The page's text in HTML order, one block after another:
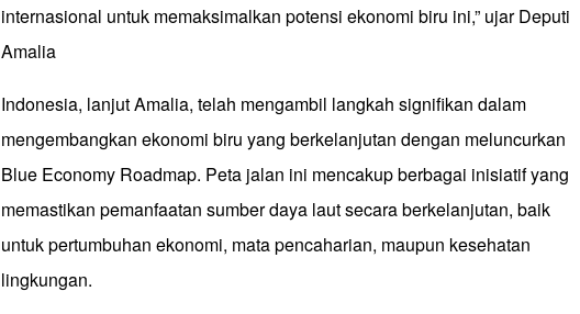
internasional untuk memaksimalkan potensi ekonomi biru ini,” ujar Deputi
Amalia
Indonesia, lanjut Amalia, telah mengambil langkah signifikan dalam
mengembangkan ekonomi biru yang berkelanjutan dengan meluncurkan
Blue Economy Roadmap. Peta jalan ini mencakup berbagai inisiatif yang
memastikan pemanfaatan sumber daya laut secara berkelanjutan, baik
untuk pertumbuhan ekonomi, mata pencaharian, maupun kesehatan
lingkungan.